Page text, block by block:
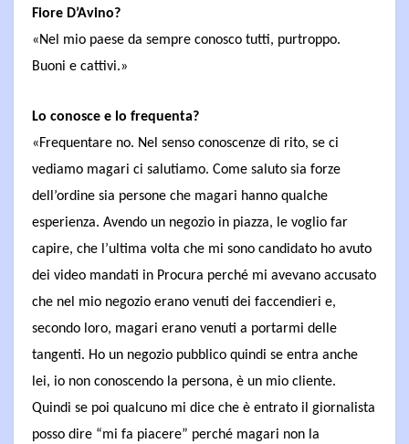
Fiore D’Avino?
«Nel mio paese da sempre conosco tutti, purtroppo.
Buoni e cattivi.»
Lo conosce e lo frequenta?
«Frequentare no. Nel senso conoscenze di rito, se ci
vediamo magari ci salutiamo. Come saluto sia forze
dell’ordine sia persone che magari hanno qualche
esperienza. Avendo un negozio in piazza, le voglio far
capire, che l’ultima volta che mi sono candidato ho avuto
dei video mandati in Procura perché mi avevano accusato
che nel mio negozio erano venuti dei faccendieri e,
secondo loro, magari erano venuti a portarmi delle
tangenti. Ho un negozio pubblico quindi se entra anche
lei, io non conoscendo la persona, è un mio cliente.
Quindi se poi qualcuno mi dice che è entrato il giornalista
posso dire “mi fa piacere” perché magari non la